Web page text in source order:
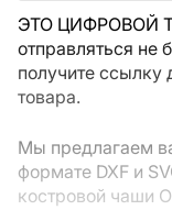
свяжитесь с
ЭТО ЦИФРОВОЙ
отправляться не
получите ссылку
товара.
Мы предлагаем
формате DXF и
костровой чаши